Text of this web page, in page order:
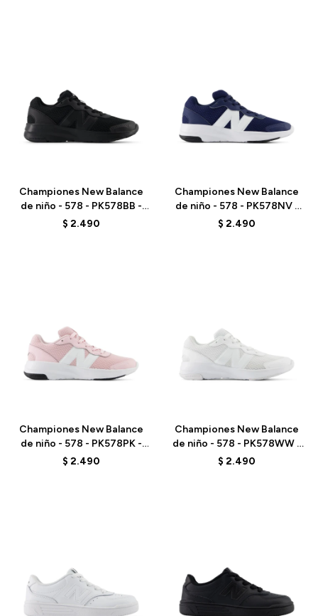
Championes New Balance
de niño - 578 - PK578BB -
ELD
$ 2.490
Championes New Balance
de niño - 578 - PK578NV -
ELD
$ 2.490
Championes New Balance
de niño - 578 - PK578PK -
ELD
$ 2.490
Championes New Balance
de niño - 578 - PK578WW -
ELD
$ 2.490